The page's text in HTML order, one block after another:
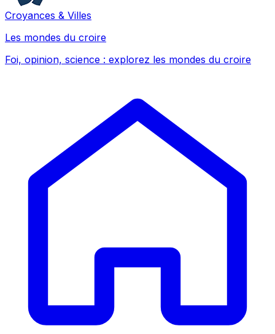
Croyances & Villes
Les mondes du croire
Foi, opinion, science : explorez les mondes du croire